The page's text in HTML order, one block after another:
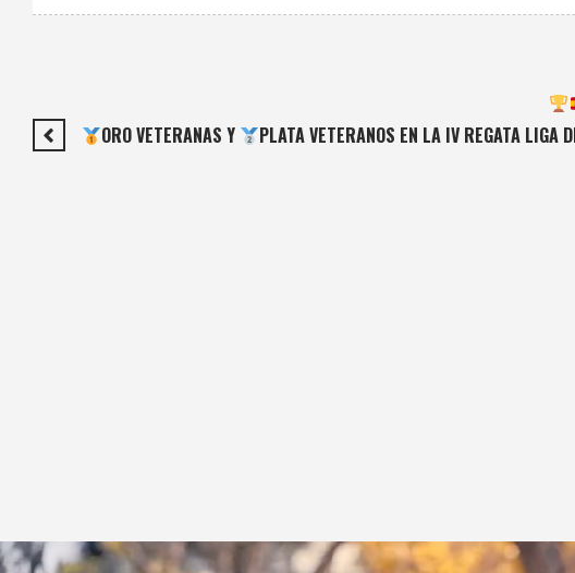
ORO VETERANAS Y
PLATA VETERANOS EN LA IV REGATA LIGA